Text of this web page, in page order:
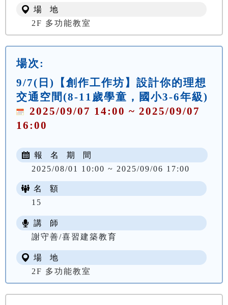
場 地
2F 多功能教室
場次:
9/7(日)【創作工作坊】設計你的理想
交通空間(8-11歲學童，國小3-6年級)
2025/09/07 14:00 ~ 2025/09/07
16:00
報 名 期 間
2025/08/01 10:00 ~ 2025/09/06 17:00
名 額
15
講 師
謝守善/喜習建築教育
場 地
2F 多功能教室